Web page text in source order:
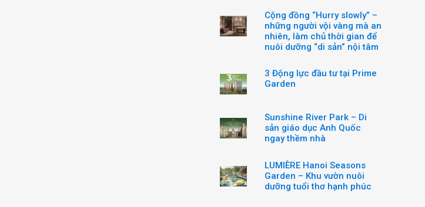
Cộng đồng “Hurry slowly” –
những người vội vàng mà an
nhiên, làm chủ thời gian để
nuôi dưỡng “di sản” nội tâm
3 Động lực đầu tư tại Prime
Garden
Sunshine River Park – Di
sản giáo dục Anh Quốc
ngay thềm nhà
LUMIÈRE Hanoi Seasons
Garden – Khu vườn nuôi
dưỡng tuổi thơ hạnh phúc